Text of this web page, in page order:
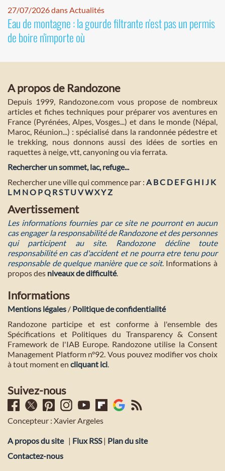
27/07/2026 dans Actualités
Eau de montagne : la gourde filtrante n'est pas un permis
de boire n'importe où
A propos de Randozone
Depuis 1999, Randozone.com vous propose de nombreux
articles et fiches techniques pour préparer vos aventures en
France (Pyrénées, Alpes, Vosges...) et dans le monde (Népal,
Maroc, Réunion...) : spécialisé dans la randonnée pédestre et
le trekking, nous donnons aussi des idées de sorties en
raquettes à neige, vtt, canyoning ou via ferrata.
Rechercher un sommet, lac, refuge...
Rechercher une ville qui commence par : A BC D E FG H I J K
L M NO PQ RST U VWXYZ
Avertissement
Les informations fournies par ce site ne pourront en aucun
cas engager la responsabilité de Randozone et des personnes
qui participent au site. Randozone décline toute
responsabilité en cas d'accident et ne pourra etre tenu pour
responsable de quelque manière que ce soit. Informations à
propos des niveaux de difficulté.
Informations
Mentions légales / Politique de confidentialité
Randozone participe et est conforme à l'ensemble des
Spécifications et Politiques du Transparency & Consent
Framework de l'IAB Europe. Randozone utilise la Consent
Management Platform n°92. Vous pouvez modifier vos choix
à tout moment en cliquant ici.
Suivez-nous
Concepteur : Xavier Argeles
A propos du site | Flux RSS| Plan du site
Contactez-nous